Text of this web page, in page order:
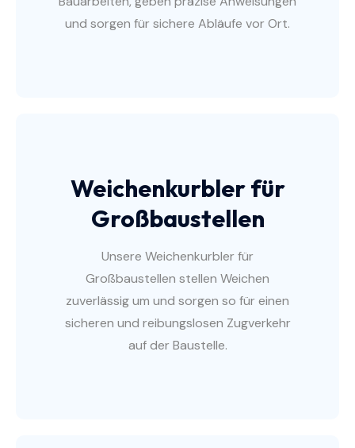
und sorgen für sichere Abläufe vor Ort.
Weichenkurbler für
Großbaustellen
Unsere Weichenkurbler für
Großbaustellen stellen Weichen
zuverlässig um und sorgen so für einen
sicheren und reibungslosen Zugverkehr
auf der Baustelle.